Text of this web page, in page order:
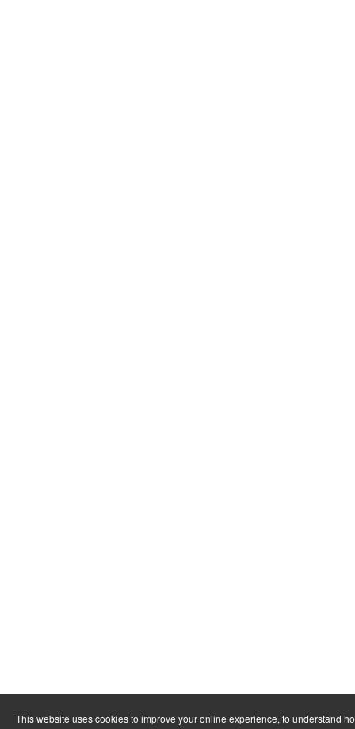
This website uses cookies to improve your online experience, to understand